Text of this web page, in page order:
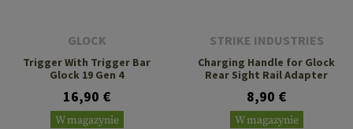
GLOCK
Trigger With Trigger Bar
Glock 19 Gen 4
16,90 €
W magazynie
STRIKE INDUSTRIES
Charging Handle for Glock
Rear Sight Rail Adapter
8,90 €
W magazynie